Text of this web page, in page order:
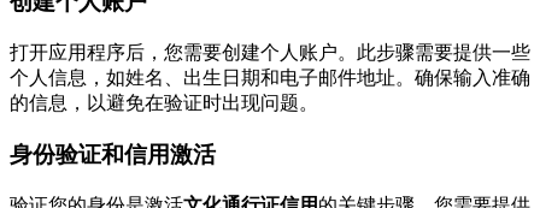
打开应用程序后，您需要创建个人账户。此步骤需要提供一些
个人信息，如姓名、出生日期和电子邮件地址。确保输入准确
的信息，以避免在验证时出现问题。
身份验证和信用激活